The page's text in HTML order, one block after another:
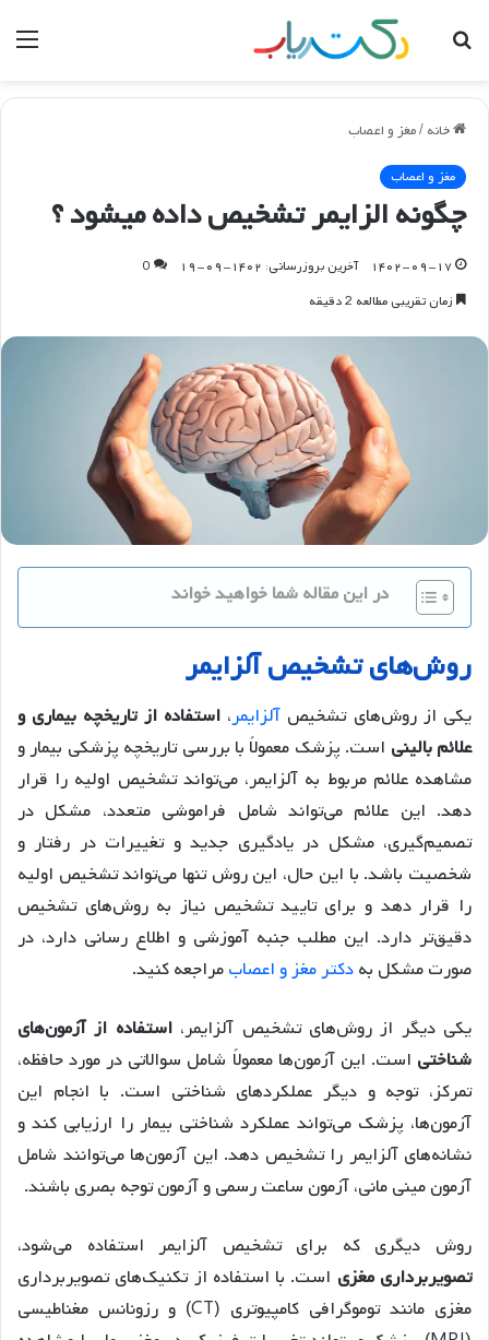
جستجو
خانه /مغز و اعصاب
مغز و اعصاب
چگونه الزایمر تشخیص داده میشود ؟
۱۴۰۲-۰۹-۱۷ آخرین بروزرسانی: ۱۴۰۲-۰۹-۱۹
0
زمان تقریبی مطالعه 2 دقیقه
در این مقاله شما خواهید خواند
روش‌های تشخیص آلزایمر
یکی از روش‌های تشخیص آلزایمر،استفاده از تاریخچه بیماری و
علائم بالینی است. پزشک معمولاً با بررسی تاریخچه پزشکی بیمار و
مشاهده علائم مربوط به آلزایمر، می‌تواند تشخیص اولیه را قرار
دهد. این علائم می‌تواند شامل فراموشی متعدد، مشکل در
تصمیم‌گیری، مشکل در یادگیری جدید و تغییرات در رفتار و
شخصیت باشد. با این حال، این روش تنها می‌تواند تشخیص اولیه
را قرار دهد و برای تایید تشخیص نیاز به روش‌های تشخیص
دقیق‌تر دارد. این مطلب جنبه آموزشی و اطلاع رسانی دارد، در
صورت مشکل بهدکتر مغز و اعصابمراجعه کنید.
یکی دیگر از روش‌های تشخیص آلزایمر،استفاده از آزمون‌های
شناختی است. این آزمون‌ها معمولاً شامل سوالاتی در مورد حافظه،
تمرکز، توجه و دیگر عملکردهای شناختی است. با انجام این
آزمون‌ها، پزشک می‌تواند عملکرد شناختی بیمار را ارزیابی کند و
نشانه‌های آلزایمر را تشخیص دهد. این آزمون‌ها می‌توانند شامل
آزمون مینی مانی، آزمون ساعت رسمی و آزمون توجه بصری باشند.
روش دیگری که برای تشخیص آلزایمر استفاده می‌شود،
تصویربرداری مغزی است. با استفاده از تکنیک‌های تصویربرداری
مغزی مانند توموگرافی کامپیوتری (CT) و رزونانس مغناطیسی